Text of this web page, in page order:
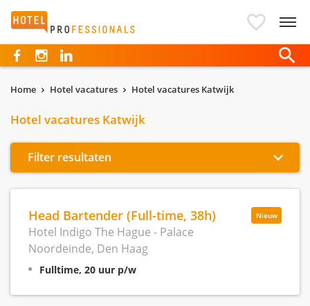
Hotelprofessionals
Home Hotel vacatures Hotel vacatures Katwijk
Hotel vacatures Katwijk
Filter resultaten
Nieuw
Head Bartender (Full-time, 38h)
Hotel Indigo The Hague - Palace
Noordeinde, Den Haag
Fulltime, 20 uur p/w